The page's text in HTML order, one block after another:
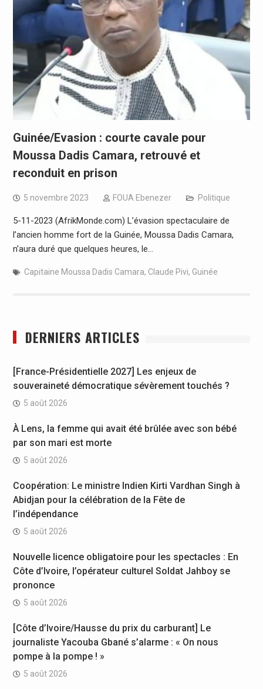
Guinée/Evasion : courte cavale pour
Moussa Dadis Camara, retrouvé et
reconduit en prison
5 novembre 2023 FOUA Ebenezer Politique
5-11-2023 (AfrikMonde.com) L’évasion spectaculaire de
l’ancien homme fort de la Guinée, Moussa Dadis Camara,
n’aura duré que quelques heures, le…
Capitaine Moussa Dadis Camara, Claude Pivi, Guinée
DERNIERS ARTICLES
[France-Présidentielle 2027] Les enjeux de
souveraineté démocratique sévèrement touchés ?
5 août 2026
À Lens, la femme qui avait été brûlée avec son bébé
par son mari est morte
5 août 2026
Coopération: Le ministre Indien Kirti Vardhan Singh à
Abidjan pour la célébration de la Fête de
l’indépendance
5 août 2026
Nouvelle licence obligatoire pour les spectacles : En
Côte d’Ivoire, l’opérateur culturel Soldat Jahboy se
prononce
5 août 2026
[Côte d’Ivoire/Hausse du prix du carburant] Le
journaliste Yacouba Gbané s’alarme : « On nous
pompe à la pompe ! »
5 août 2026